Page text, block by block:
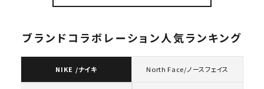
黒
ブランドコラボレーション人気ランキング
NIKE /ナイキ North Face/ノースフェイス